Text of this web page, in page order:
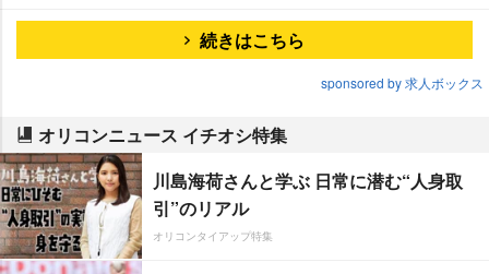
続きはこちら
sponsored by 求人ボックス
オリコンニュース イチオシ特集
川島海荷さんと学ぶ 日常に潜む“人身取
引”のリアル
オリコンタイアップ特集